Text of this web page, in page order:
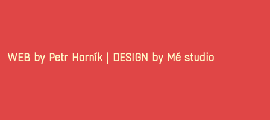
WEB by Petr Horník | DESIGN by Mé